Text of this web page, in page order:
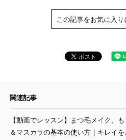
この記事をお気に入り
関連記事
【動画でレッスン】まつ毛メイク、
＆マスカラの基本の使い方｜キレイ